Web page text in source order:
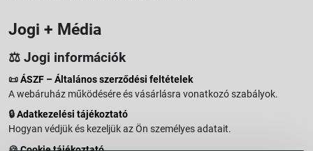
Jogi + Média
⚖️ Jogi információk
📜ÁSZF – Általános szerződési feltételek
A webáruház működésére és vásárlásra vonatkozó szabályok.
🔒Adatkezelési tájékoztató
Hogyan védjük és kezeljük az Ön személyes adatait.